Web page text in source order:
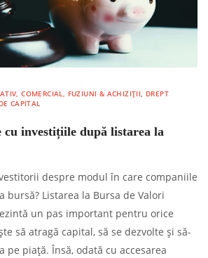
COMERCIAL, FUZIUNI & ACHIZIȚII, DREPT
CAPITAL
cu investițiile după listarea la
despre modul în care companiile
bursă? Listarea la Bursa de Valori
un pas important pentru orice
să atragă capital, să se dezvolte și să-
pe piață. Însă, odată cu accesarea